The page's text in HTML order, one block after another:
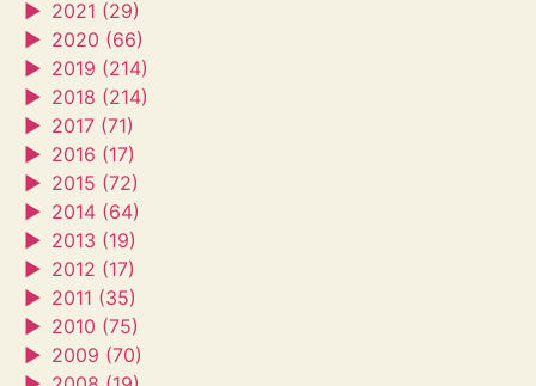
► 2021 (29)
► 2020 (66)
► 2019 (214)
► 2018 (214)
► 2017 (71)
► 2016 (17)
► 2015 (72)
► 2014 (64)
► 2013 (19)
► 2012 (17)
► 2011 (35)
► 2010 (75)
► 2009 (70)